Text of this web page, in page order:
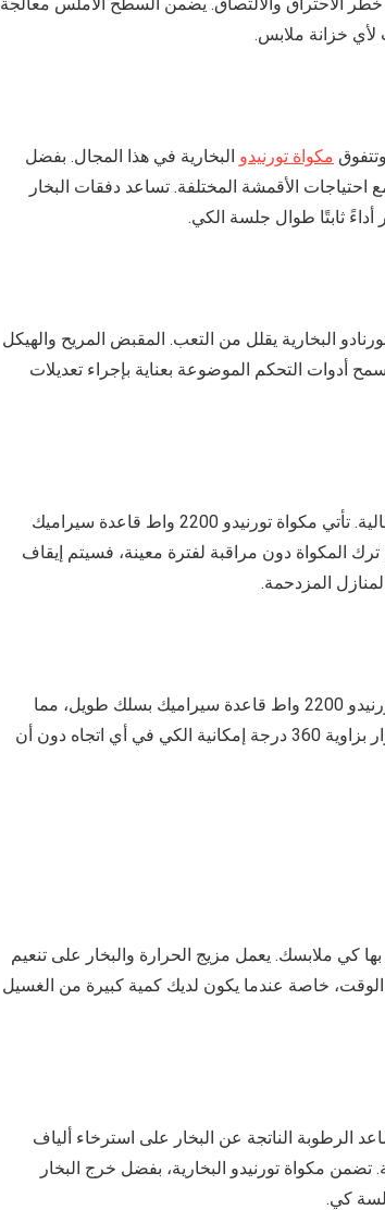
لأي خزانة ملابس.
مكواة تورنيدو البخارية في هذا المجال. بفضل
احتياجات الأقمشة المختلفة. تساعد دفقات البخار
أداءً ثابتًا طوال جلسة الكي.
البخارية يقلل من التعب. المقبض المريح والهيكل
أدوات التحكم الموضوعة بعناية بإجراء تعديلات
السلامة أمر بالغ الأهمية عند التعامل مع الأجهزة ذات درجة الحرارة العالية. تأتي مكواة تورنيدو 2200 واط قاعدة سيراميك
ترك المكواة دون مراقبة لفترة معينة، فسيتم إيقاف
المزدحمة.
يعتبر السلك الطويل غير المتشابك ضروريًا للكي المريح. تتميز مكواة تورنيدو 2200 واط قاعدة سيراميك بسلك طويل، مما
يسمح لك بالتحرك بحرية دون ربطها بمنفذ طاقة. يضمن لك السلك الدوار بزاوية 360 درجة إمكانية الكي في أي اتجاه دون أن
كي ملابسك. يعمل مزيج الحرارة والبخار على تنعيم
الوقت، خاصة عندما يكون لديك كمية كبيرة من الغسيل
الرطوبة الناتجة عن البخار على استرخاء ألياف
مكواة تورنيدو البخارية، بفضل خرج البخار
كي.